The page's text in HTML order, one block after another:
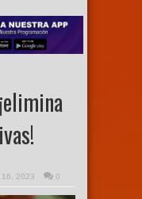
2023 0